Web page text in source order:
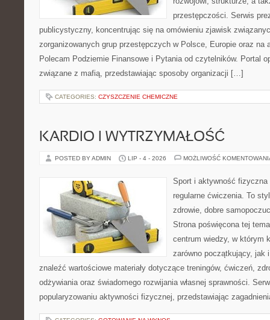
przestępczości. Serwis
publicystyczny, koncentrując się na omówieniu zjawisk
zorganizowanych grup przestępczych w Polsce, Europie oraz na
Polecam Podziemie Finansowe i Pytania od czytelników. Portal
związane z mafią, przedstawiając sposoby organizacji […]
CATEGORIES: CZYSZCZENIE CHEMICZNE
KARDIO I WYTRZYMAŁOŚĆ
POSTED BY ADMIN LIP - 4 - 2026 MOŻLIWOŚĆ
Sport i aktywność
regularne ćwiczenia. To
zdrowie, dobre
Strona poświęcona tej
centrum wiedzy, w którym
zarówno początkujący, jak
znaleźć wartościowe materiały dotyczące treningów, ćwiczeń,
odżywiania oraz świadomego rozwijania własnej sprawności.
popularyzowaniu aktywności fizycznej, przedstawiając